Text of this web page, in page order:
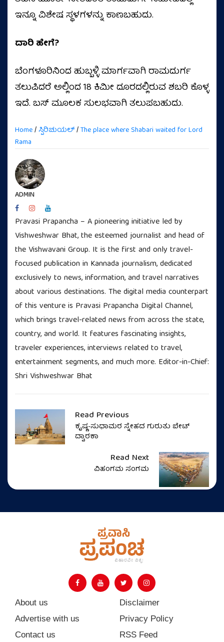
ಇನ್ನೂ ವಿಶೇಷ ಸ್ಥಳಗಳನ್ನು ಕಾಣಬಹುದು.
ದಾರಿ ಹೇಗೆ?
ಬೆಂಗಳೂರಿನಿಂದ ಹುಬ್ಬಳ್ಳಿ ಮಾರ್ಗವಾಗಿ ರಾಮದುರ್ಗ
ತಲುಪಿದರೆ ಅಲ್ಲಿಂದ 18 ಕಿಮೀ ದೂರದಲ್ಲಿರುವ ಶಬರಿ ಕೊಳ್ಳ
ಇದೆ. ಬಸ್ ಮೂಲಕ ಸುಲಭವಾಗಿ ತಲುಪಬಹುದು.
Home/ಸ್ಪಿರಿಚುಯಲ್/The place where Shabari waited for Lord
Rama
ADMIN
Pravasi Prapancha – A pioneering initiative led by
Vishweshwar Bhat, the esteemed journalist and head of
the Vishwavani Group. It is the first and only travel-
focused publication in Kannada journalism, dedicated
exclusively to news, information, and travel narratives
about various destinations. The digital media counterpart
of this venture is Pravasi Prapancha Digital Channel,
which brings travel-related news from across the state,
country, and world. It features fascinating insights,
traveler experiences, interviews related to travel,
entertainment segments, and much more. Editor-in-Chief:
Shri Vishweshwar Bhat
Read Previous
ಕೃಷ್ಣ-ಸುಧಾಮರ ಸ್ನೇಹದ ಗುರುತು ಬೇಟ್
ದ್ವಾರಕಾ
Read Next
ವಿಹಂಗಮ ಸಂಗಮ
About us
Advertise with us
Contact us
Disclaimer
Privacy Policy
RSS Feed